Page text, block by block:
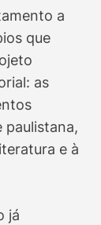
a
que
as
paulistana,
e à
já